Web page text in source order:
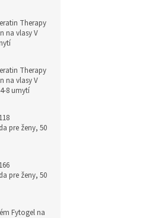
Therapy
na vlasy V
Therapy
na vlasy V
8 umytí
pre ženy, 50
pre ženy, 50
Fytogel na